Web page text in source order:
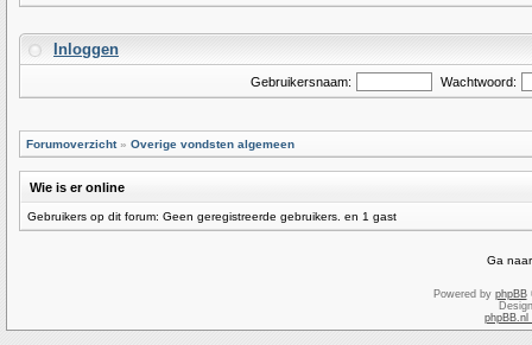
Inloggen
Gebruikersnaam: Wachtwoord:
Forumoverzicht» Overige vondsten algemeen
Wie is er online
Gebruikers op dit forum: Geen geregistreerde gebruikers. en 1 gast
Ga
Powered by phpBB
phpBB.nl